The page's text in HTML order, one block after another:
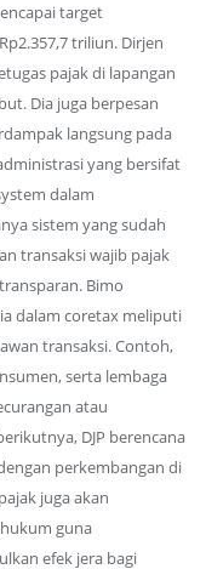
target
triliun. Dirjen
pajak di lapangan
Dia juga berpesan
langsung pada
yang bersifat
dalam
sistem yang sudah
transaksi wajib pajak
Bimo
dalam coretax meliputi
transaksi. Contoh,
serta lembaga
atau
DJP berencana
perkembangan di
juga akan
guna
efek jera bagi